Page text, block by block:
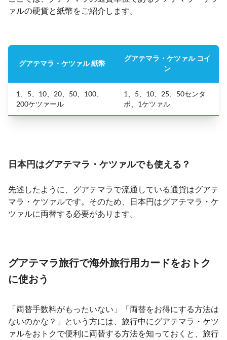
ァルの硬貨と紙幣をご紹介します。
グアテマラ・ケツァル 紙幣
グアテマラ・ケツァル コイ
ン
1、5、10、20、50、100、
200ケツァール
1、5、10、25、50センタ
ボ、1ケツァル
日本円はグアテマラ・ケツァルでも使える？
先述したように、グアテマラで流通している通貨はグアテ
マラ・ケツァルです。そのため、日本円はグアテマラ・ケ
ツァルに両替する必要があります。
グアテマラ旅行で海外旅行用カードをおトク
に使おう
「両替手数料がもったいない」「両替をお得にする方法は
ないのかな？」という方には、旅行中にグアテマラ・ケツ
ァルをおトクで便利に両替する方法を知っておくと、旅行